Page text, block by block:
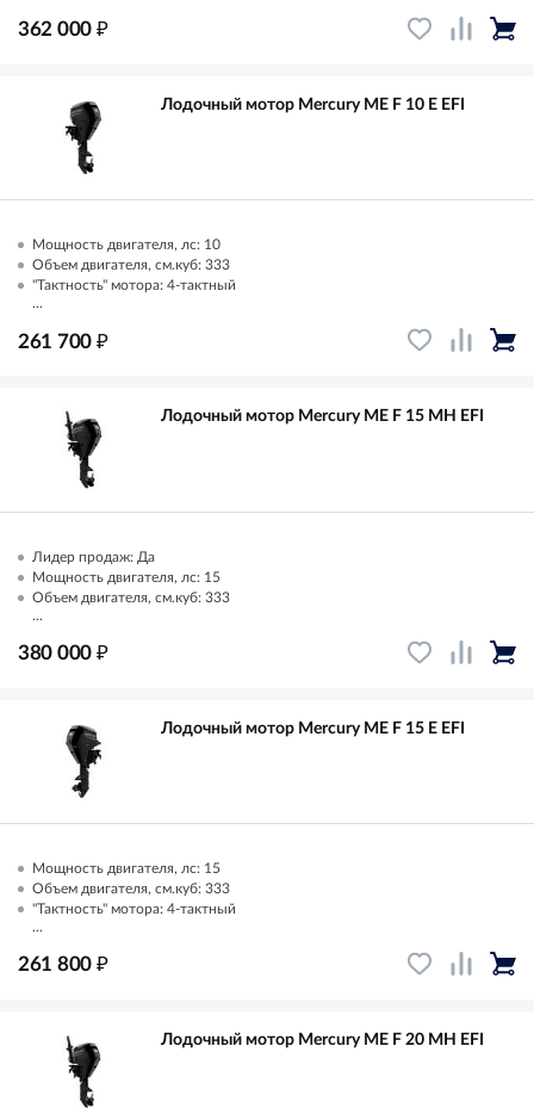
362 000 ₽
Лодочный мотор Mercury ME F 10 E EFI
Мощность двигателя, лс: 10
Объем двигателя, см.куб: 333
"Тактность" мотора: 4-тактный
...
261 700 ₽
Лодочный мотор Mercury ME F 15 MH EFI
Лидер продаж: Да
Мощность двигателя, лс: 15
Объем двигателя, см.куб: 333
...
380 000 ₽
Лодочный мотор Mercury ME F 15 E EFI
Мощность двигателя, лс: 15
Объем двигателя, см.куб: 333
"Тактность" мотора: 4-тактный
...
261 800 ₽
Лодочный мотор Mercury ME F 20 MH EFI